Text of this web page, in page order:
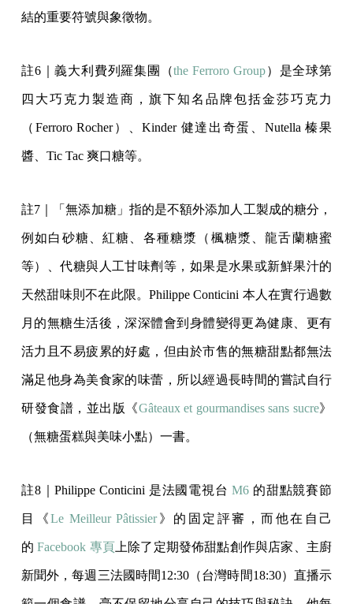
結的重要符號與象徵物。
註6｜義大利費列羅集團（the Ferroro Group）是全球第
四大巧克力製造商，旗下知名品牌包括金莎巧克力
（Ferroro Rocher）、Kinder 健達出奇蛋、Nutella 榛果
醬、Tic Tac 爽口糖等。
註7｜「無添加糖」指的是不額外添加人工製成的糖分，
例如白砂糖、紅糖、各種糖漿（楓糖漿、龍舌蘭糖蜜
等）、代糖與人工甘味劑等，如果是水果或新鮮果汁的
天然甜味則不在此限。Philippe Conticini 本人在實行過數
月的無糖生活後，深深體會到身體變得更為健康、更有
活力且不易疲累的好處，但由於市售的無糖甜點都無法
滿足他身為美食家的味蕾，所以經過長時間的嘗試自行
研發食譜，並出版《Gâteaux et gourmandises sans sucre》
（無糖蛋糕與美味小點）一書。
註8｜Philippe Conticini 是法國電視台M6 的甜點競賽節
目《Le Meilleur Pâtissier》的固定評審，而他在自己
的Facebook 專頁上除了定期發佈甜點創作與店家、主廚
新聞外，每週三法國時間12:30（台灣時間18:30）直播示